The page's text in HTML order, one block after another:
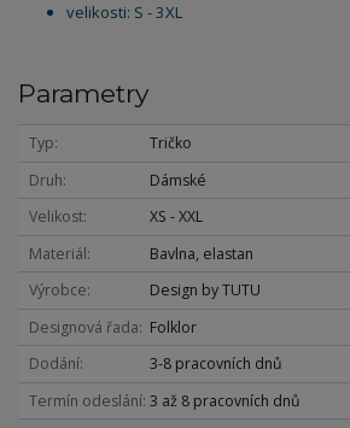
velikosti: S - 3XL
Parametry
Typ
Tričko
Druh
Dámské
Velikost
XS - XXL
Materiál
Bavlna, elastan
Výrobce
Design by TUTU
Designová řada
Folklor
Dodání
3-8 pracovních dnů
Termín odeslání 3 až 8 pracovních dnů